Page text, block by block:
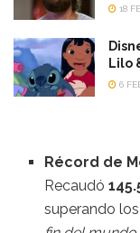
18
Lilo
6
Récord de
Recaudó
superando